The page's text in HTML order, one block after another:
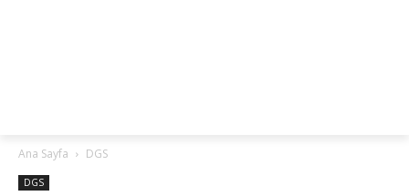
Ana Sayfa DGS
DGS